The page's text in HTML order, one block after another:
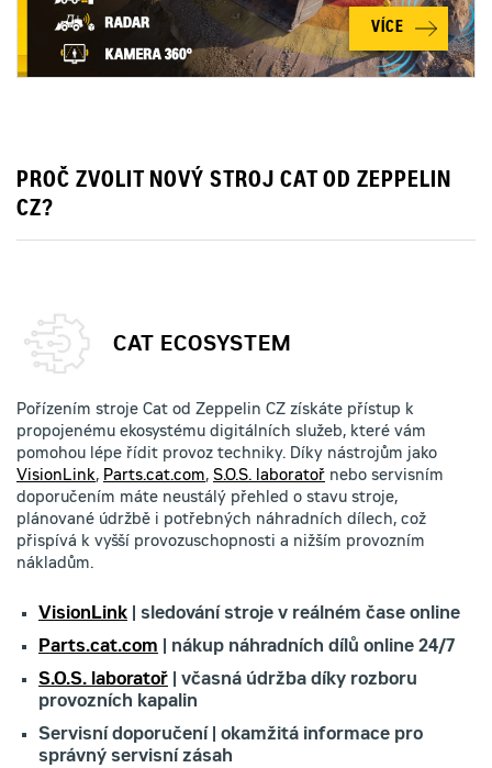
VÍCE
PROČ ZVOLIT NOVÝ STROJ CAT OD ZEPPELIN
CZ?
CAT ECOSYSTEM
Pořízením stroje Cat od Zeppelin CZ získáte přístup k
propojenému ekosystému digitálních služeb, které vám
pomohou lépe řídit provoz techniky. Díky nástrojům jako
VisionLink, Parts.cat.com, S.O.S. laboratoř nebo servisním
doporučením máte neustálý přehled o stavu stroje,
plánované údržbě i potřebných náhradních dílech, což
přispívá k vyšší provozuschopnosti a nižším provozním
nákladům.
VisionLink | sledování stroje v reálném čase online
Parts.cat.com | nákup náhradních dílů online 24/7
S.O.S. laboratoř | včasná údržba díky rozboru
provozních kapalin
Servisní doporučení | okamžitá informace pro
správný servisní zásah